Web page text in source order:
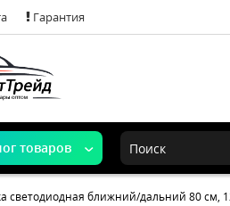
Гарантия
товаров
светодиодная ближний/дальний 80 см,